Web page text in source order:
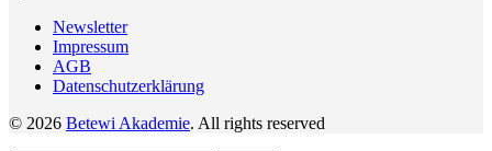
Newsletter
Impressum
AGB
Datenschutzerklärung
© 2026 Betewi Akademie. All rights reserved